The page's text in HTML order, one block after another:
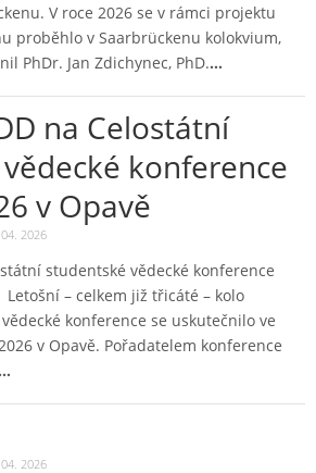
V roce 2026 se v rámci projektu
proběhlo v Saarbrückenu kolokvium,
PhDr. Jan Zdichynec, PhD.…
na Celostátní
konference
v Opavě
2026
studentské vědecké konference
– celkem již třicáté – kolo
konference se uskutečnilo ve
v Opavě. Pořadatelem konference
…
2026